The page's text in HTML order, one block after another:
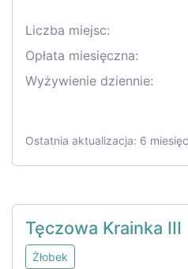
Liczba miejsc:
Opłata miesięczna:
Wyżywienie dziennie:
Ostatnia aktualizacja: 6
Tęczowa Krainka III
Żłobek